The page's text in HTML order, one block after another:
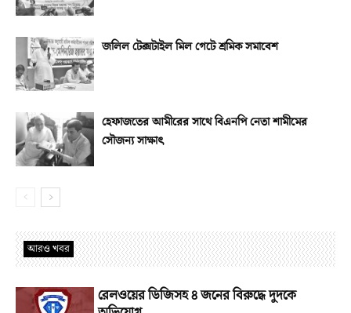
জলিল টেক্সটাইল মিল গেটে শ্রমিক সমাবেশ
হেফাজতের আমীরের সাথে বিএনপি নেতা শামীমের
সৌজন্য সাক্ষাৎ
আরও খবর
রেলওয়ের ডিজিসহ ৪ জনের বিরুদ্ধে দুদকে